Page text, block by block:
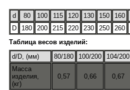
d 80 100 115 120 130 150 160
D
180 200 215 220 230 250 260
Таблица весов изделий:
d/D, (мм)
80/180 100/200 104/200
Масса
изделия,
(кг)
0,57 0,66 0,67